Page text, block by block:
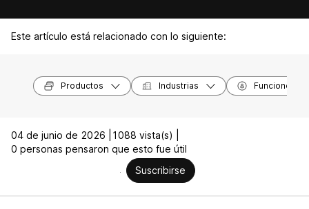
Este artículo está relacionado con lo siguiente:
Productos Industrias Funciones
04 de junio de 2026 |
1088 vista(s) |
0 personas pensaron que esto fue útil
Suscribirse